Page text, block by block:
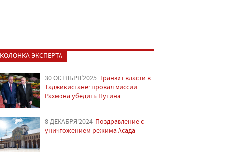
КОЛОНКА ЭКСПЕРТА
30 ОКТЯБРЯ'2025 Транзит власти в
Таджикистане: провал миссии
Рахмона убедить Путина
8 ДЕКАБРЯ'2024 Поздравление с
уничтожением режима Асада